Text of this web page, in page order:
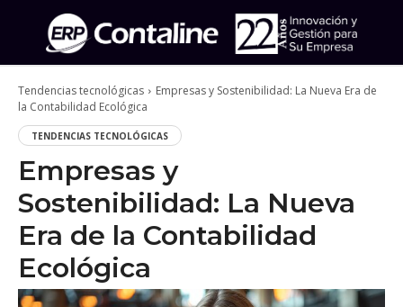
Tendencias tecnológicas
Empresas y Sostenibilidad: La Nueva Era de
la Contabilidad Ecológica
TENDENCIAS TECNOLÓGICAS
Empresas y
Sostenibilidad: La Nueva
Era de la Contabilidad
Ecológica